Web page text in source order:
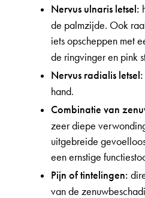
Nervus ulnaris letsel:
de palmzijde. Ook
iets opscheppen met
de ringvinger en pink
Nervus radialis letsel:
hand.
Combinatie van
zeer diepe
uitgebreide
een ernstige
Pijn of tintelingen:
van de